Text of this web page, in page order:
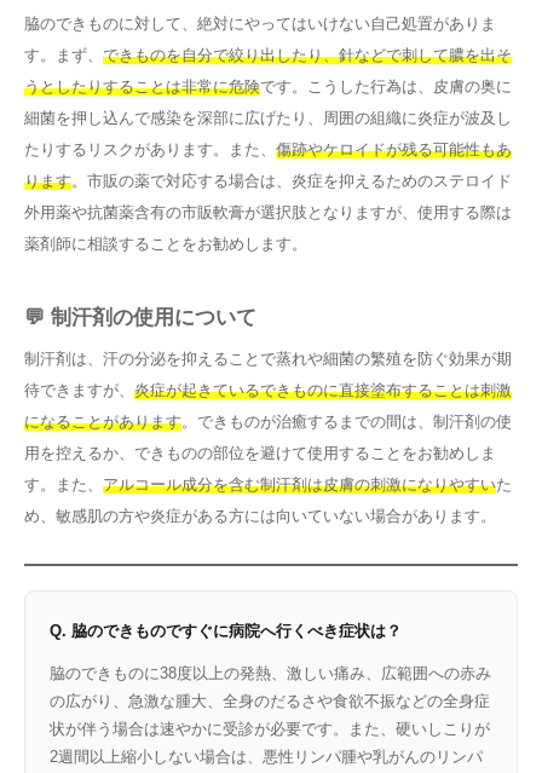
脇のできものに対して、絶対にやってはいけない自己処置がありま
す。まず、 できものを自分で絞り出したり、針などで刺して膿を出そ
うとしたりすることは非常に危険です。こうした行為は、皮膚の奥に
細菌を押し込んで感染を深部に広げたり、周囲の組織に炎症が波及し
たりするリスクがあります。また、 傷跡やケロイドが残る可能性もあ
ります。市販の薬で対応する場合は、炎症を抑えるためのステロイド
外用薬や抗菌薬含有の市販軟膏が選択肢となりますが、使用する際は
薬剤師に相談することをお勧めします。
💬 制汗剤の使用について
制汗剤は、汗の分泌を抑えることで蒸れや細菌の繁殖を防ぐ効果が期
待できますが、 炎症が起きているできものに直接塗布することは刺激
になることがあります。できものが治癒するまでの間は、制汗剤の使
用を控えるか、できものの部位を避けて使用することをお勧めしま
す。また、 アルコール成分を含む制汗剤は皮膚の刺激になりやすいた
め、敏感肌の方や炎症がある方には向いていない場合があります。
Q. 脇のできものですぐに病院へ行くべき症状は？
脇のできものに38度以上の発熱、激しい痛み、広範囲への赤み
の広がり、急激な腫大、全身のだるさや食欲不振などの全身症
状が伴う場合は速やかに受診が必要です。また、硬いしこりが
2週間以上縮小しない場合は、悪性リンパ腫や乳がんのリンパ